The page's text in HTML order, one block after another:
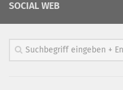
SOCIAL WEB